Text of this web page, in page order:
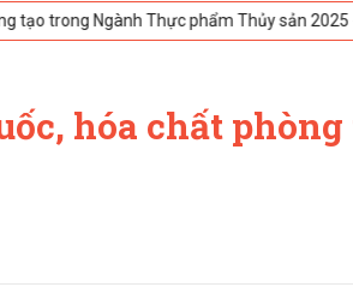
Thực phẩm Thủy sản 2025 -08-04-2025
hóa chất